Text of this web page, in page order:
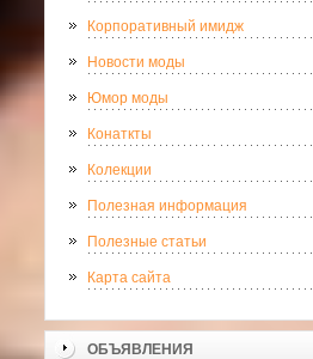
Корпоративный имидж
Новости моды
Юмор моды
Конаткты
Колекции
Полезная информация
Полезные статьи
Карта сайта
ОБЪЯВЛЕНИЯ